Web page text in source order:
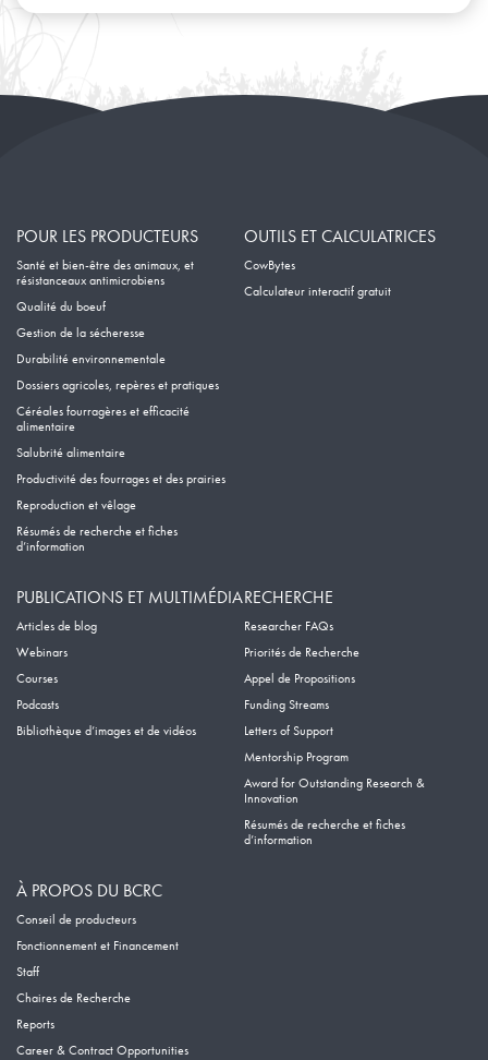
Février
POUR LES PRODUCTEURS
Santé et bien-être des animaux, et
résistanceaux antimicrobiens
Qualité du boeuf
Gestion de la sécheresse
Durabilité environnementale
Dossiers agricoles, repères et pratiques
Céréales fourragères et efficacité
alimentaire
Salubrité alimentaire
Productivité des fourrages et des prairies
Reproduction et vêlage
Résumés de recherche et fiches
d’information
OUTILS ET CALCULATRICES
CowBytes
Calculateur interactif gratuit
PUBLICATIONS ET MULTIMÉDIA
Articles de blog
Webinars
Courses
Podcasts
Bibliothèque d’images et de vidéos
RECHERCHE
Researcher FAQs
Priorités de Recherche
Appel de Propositions
Funding Streams
Letters of Support
Mentorship Program
Award for Outstanding Research &
Innovation
Résumés de recherche et fiches
d’information
À PROPOS DU BCRC
Conseil de producteurs
Fonctionnement et Financement
Staff
Chaires de Recherche
Reports
Career & Contract Opportunities